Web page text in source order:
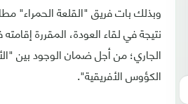
وبذلك بات فريق "القلعة الحمراء"
الجاري؛ من أجل ضمان الوجود بين
الكؤوس الأفريقية".